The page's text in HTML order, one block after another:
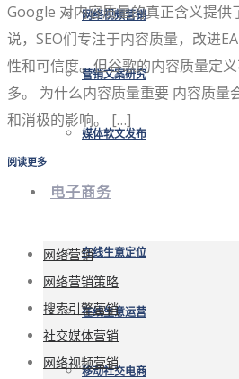
网络视频营销
营销文案研究
媒体软文发布
电子商务
在线生意定位
在线生意运营
移动社交电商
Google 对内容质量的真正含义提供
说，SEO们专注于内容质量，改进
性和可信度。但谷歌的内容质量定
多。 为什么内容质量重要 内容质量
和消极的影响。 […]
阅读更多
网络营销
网络营销策略
搜索引擎营销
社交媒体营销
网络视频营销